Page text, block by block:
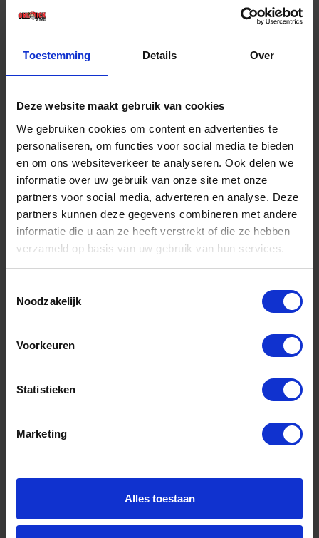
Toestemming Details Over
Deze website maakt gebruik van cookies
We gebruiken cookies om content en advertenties te
personaliseren, om functies voor social media te bieden
en om ons websiteverkeer te analyseren. Ook delen we
informatie over uw gebruik van onze site met onze
partners voor social media, adverteren en analyse. Deze
partners kunnen deze gegevens combineren met andere
informatie die u aan ze heeft verstrekt of die ze hebben
verzameld op basis van uw gebruik van hun services.
Noodzakelijk
Voorkeuren
Statistieken
Marketing
Alles toestaan
€ 99,52 incl. BTW
-
Bestel nu!
Niet op voorraad, levertijd 1 tot meerdere werkdagen
Prijs per 1 Stuk
+
Stuk